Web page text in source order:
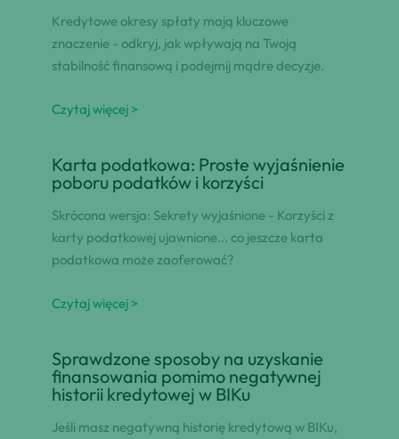
Kredytowe okresy spłaty mają kluczowe
znaczenie - odkryj, jak wpływają na Twoją
stabilność finansową i podejmij mądre decyzje.
Czytaj więcej >
Karta podatkowa: Proste wyjaśnienie
poboru podatków i korzyści
Skrócona wersja: Sekrety wyjaśnione - Korzyści z
karty podatkowej ujawnione... co jeszcze karta
podatkowa może zaoferować?
Czytaj więcej >
Sprawdzone sposoby na uzyskanie
finansowania pomimo negatywnej
historii kredytowej w BIKu
Jeśli masz negatywną historię kredytową w BIKu,